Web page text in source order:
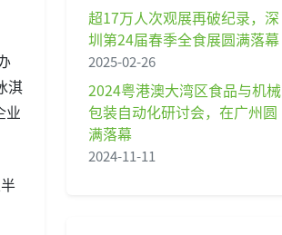
淇
业
超17万人次观展再破纪录，深
圳第24届春季全食展圆满落幕
2025-02-26
2024粤港澳大湾区食品与机械
包装自动化研讨会，在广州圆
满落幕
2024-11-11